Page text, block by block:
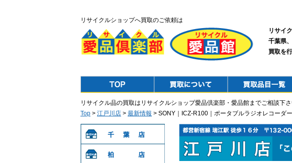
リサイクルショップへ買取のご依頼は
リサイ
千葉県
買取を
リサイクル品の買取はリサイクルショップ愛品倶楽部・愛品館までご相談下さ
Top > 江戸川店 > 最新情報 > SONY｜ICZ-R100｜ポータブルラジオレコーダー